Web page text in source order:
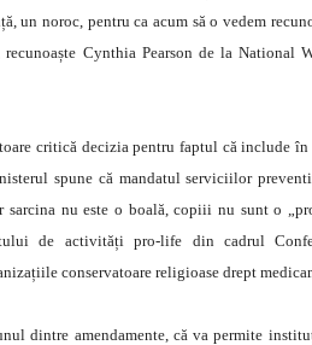
un noroc, pentru ca acum să o vedem
recunoaște Cynthia Pearson de la National
critică decizia pentru faptul că include
spune că mandatul serviciilor
sarcina nu este o boală, copiii nu sunt o
de activități pro-life din cadrul
conservatoare religioase drept
dintre amendamente, că va permite